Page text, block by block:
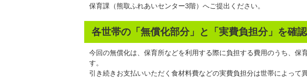
保育課（熊取ふれあいセンター3階）へご提出ください。
各世帯の「無償化部分」と「実費負担分」を確
今回の無償化は、保育所などを利用する際に負担する費用のうち、保
す。
引き続きお支払いいただく食材料費などの実費負担分は世帯によって